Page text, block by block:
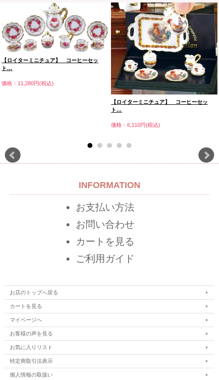
【ロイターミニチュア】 コーヒーセッ
ト…
価格：11,280円(税込)
【ロイターミニチュア】 コーヒーセッ
ト…
価格：6,110円(税込)
INFORMATION
お支払い方法
お問い合わせ
カートを見る
ご利用ガイド
お店のトップへ戻る
カートを見る
マイページへ
お客様の声を見る
お気に入りリスト
特定商取引法表示
個人情報の取扱い